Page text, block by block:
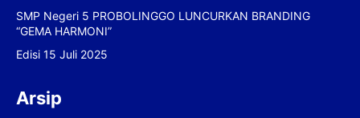
SMP Negeri 5 PROBOLINGGO LUNCURKAN BRANDING
“GEMA HARMONI”
Edisi 15 Juli 2025
Arsip